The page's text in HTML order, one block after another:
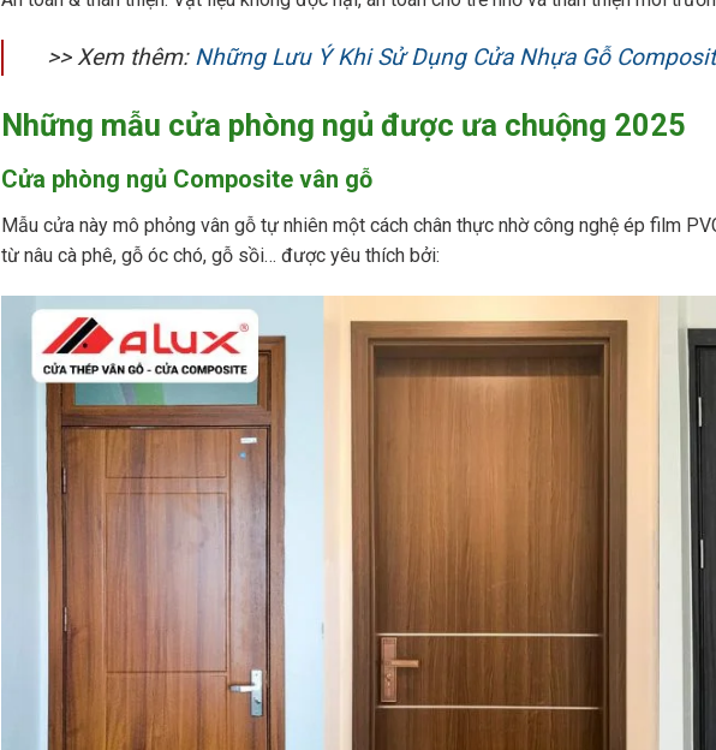
>> Xem thêm: Những Lưu Ý Khi Sử Dụng Cửa Nhựa Gỗ
Những mẫu cửa phòng ngủ được ưa chuộng 2025
Cửa phòng ngủ Composite vân gỗ
Mẫu cửa này mô phỏng vân gỗ tự nhiên một cách chân thực nhờ công nghệ ép film
từ nâu cà phê, gỗ óc chó, gỗ sồi… được yêu thích bởi: